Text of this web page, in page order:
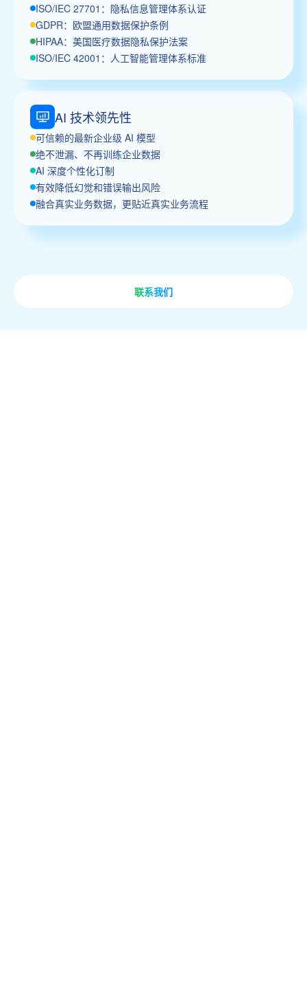
ISO/IEC 27701：隐私信息管理体系认证
GDPR：欧盟通用数据保护条例
HIPAA：美国医疗数据隐私保护法案
ISO/IEC 42001：人工智能管理体系标准
AI 技术领先性
可信赖的最新企业级 AI 模型
绝不泄漏、不再训练企业数据
AI 深度个性化订制
有效降低幻觉和错误输出风险
融合真实业务数据，更贴近真实业务流程
联系我们